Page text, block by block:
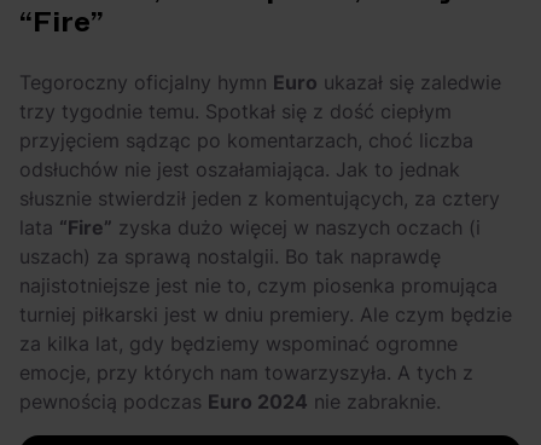
“Fire”
Tegoroczny oficjalny hymn Euro ukazał się zaledwie
trzy tygodnie temu. Spotkał się z dość ciepłym
przyjęciem sądząc po komentarzach, choć liczba
odsłuchów nie jest oszałamiająca. Jak to jednak
słusznie stwierdził jeden z komentujących, za cztery
lata “Fire” zyska dużo więcej w naszych oczach (i
uszach) za sprawą nostalgii. Bo tak naprawdę
najistotniejsze jest nie to, czym piosenka promująca
turniej piłkarski jest w dniu premiery. Ale czym będzie
za kilka lat, gdy będziemy wspominać ogromne
emocje, przy których nam towarzyszyła. A tych z
pewnością podczas Euro 2024 nie zabraknie.